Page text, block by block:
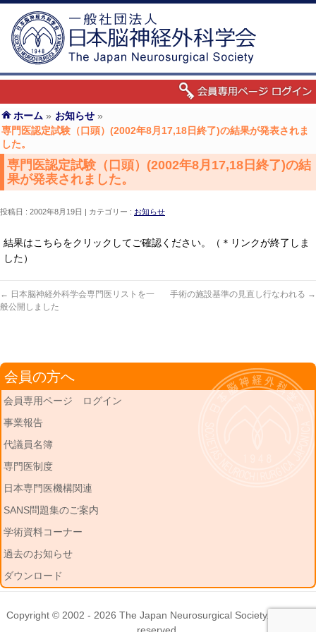
ホーム » お知らせ »
専門医認定試験（口頭）(2002年8月17,18日終了)の結果が発表されま
した。
専門医認定試験（口頭）(2002年8月17,18日終了)の結
果が発表されました。
投稿日 : 2002年8月19日 カテゴリー : お知らせ
結果はこちらをクリックしてご確認ください。（＊リンクが終了しま
した）
← 日本脳神経外科学会専門医リストを一
般公開しました
手術の施設基準の見直し行なわれる →
会員の方へ
会員専用ページ ログイン
事業報告
代議員名簿
専門医制度
日本専門医機構関連
SANS問題集のご案内
学術資料コーナー
過去のお知らせ
ダウンロード
Copyright © 2002 - 2026 The Japan Neurosurgical Society. All rights